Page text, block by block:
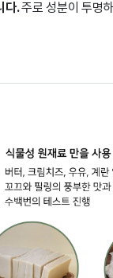
다.주로 성분이 투명